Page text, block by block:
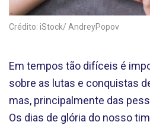
Crédito: iStock/ AndreyPopov
Em tempos tão difíceis é
sobre as lutas e conquistas
mas, principalmente das
Os dias de glória do nosso